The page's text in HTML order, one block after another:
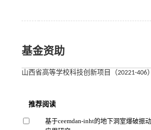
基金资助
山西省高等学校科技创新项目（20221-406）